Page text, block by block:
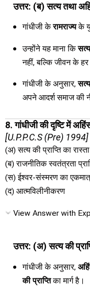
उत्तर: (ब) सत्य तथा
गांधीजी केरामराज्यके
उन्होंने यह माना किसत्य
नहीं, बल्कि जीवन के हर
गांधीजी के अनुसार,सत्य
अपने आदर्श समाज की
8. गांधीजी की दृष्टि में
[U.P.P.C.S (Pre) 1994]
(अ) सत्य की प्राप्ति का रास्ता
(ब) राजनीतिक स्वतंत्रता
(स) ईश्वर-संस्मरण का
(द) आत्मविलीनीकरण
View Answer with
उत्तर: (अ) सत्य की
गांधीजी के अनुसार,
की प्राप्तिका मार्ग है।